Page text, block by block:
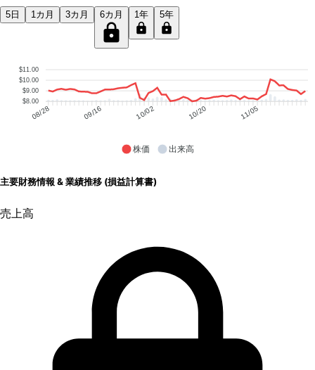
5日 1カ月 3カ月 6カ月 1年 5年
$11.00
$10.00
$9.00
$8.00
08/28 09/16 10/02 10/20 11/05
株価 出来高
主要財務情報 & 業績推移 (損益計算書)
売上高